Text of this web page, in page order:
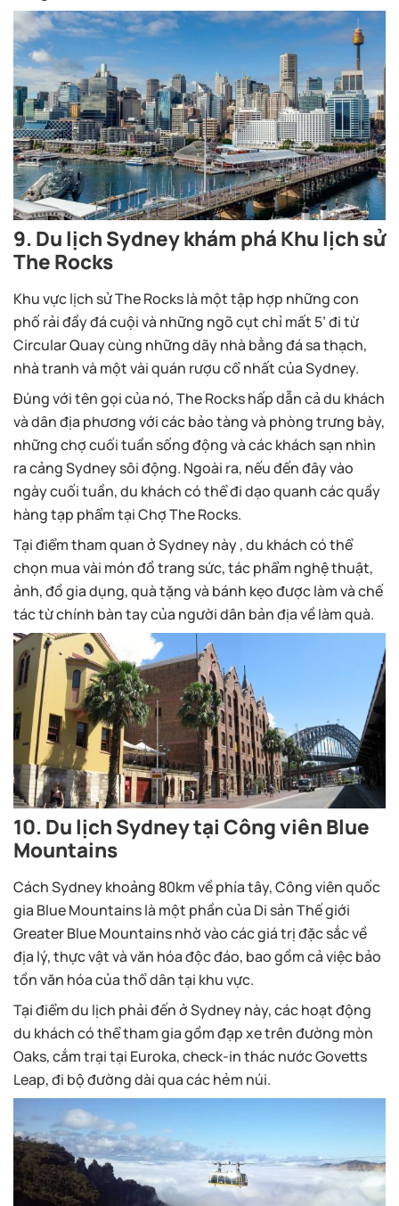
9. Du lịch Sydney khám phá Khu lịch sử
The Rocks
Khu vực lịch sử The Rocks là một tập hợp những con
phố rải đầy đá cuội và những ngõ cụt chỉ mất 5’ đi từ
Circular Quay cùng những dãy nhà bằng đá sa thạch,
nhà tranh và một vài quán rượu cổ nhất của Sydney.
Đúng với tên gọi của nó, The Rocks hấp dẫn cả du khách
và dân địa phương với các bảo tàng và phòng trưng bày,
những chợ cuối tuần sống động và các khách sạn nhìn
ra cảng Sydney sôi động. Ngoài ra, nếu đến đây vào
ngày cuối tuần, du khách có thể đi dạo quanh các quầy
hàng tạp phẩm tại Chợ The Rocks.
Tại điểm tham quan ở Sydney này , du khách có thể
chọn mua vài món đồ trang sức, tác phẩm nghệ thuật,
ảnh, đồ gia dụng, quà tặng và bánh kẹo được làm và chế
tác từ chính bàn tay của người dân bản địa về làm quà.
10. Du lịch Sydney tại Công viên Blue
Mountains
Cách Sydney khoảng 80km về phía tây, Công viên quốc
gia Blue Mountains là một phần của Di sản Thế giới
Greater Blue Mountains nhờ vào các giá trị đặc sắc về
địa lý, thực vật và văn hóa độc đáo, bao gồm cả việc bảo
tồn văn hóa của thổ dân tại khu vực.
Tại điểm du lịch phải đến ở Sydney này, các hoạt động
du khách có thể tham gia gồm đạp xe trên đường mòn
Oaks, cắm trại tại Euroka, check-in thác nước Govetts
Leap, đi bộ đường dài qua các hẻm núi.